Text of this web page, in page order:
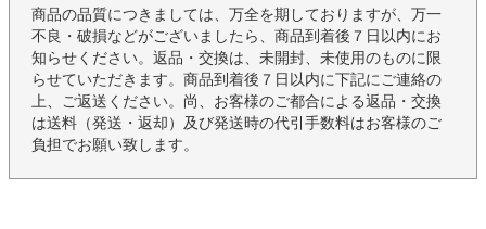
商品の品質につきましては、万全を期しておりますが、万一
不良・破損などがございましたら、商品到着後７日以内にお
知らせください。返品・交換は、未開封、未使用のものに限
らせていただきます。商品到着後７日以内に下記にご連絡の
上、ご返送ください。尚、お客様のご都合による返品・交換
は送料（発送・返却）及び発送時の代引手数料はお客様のご
負担でお願い致します。